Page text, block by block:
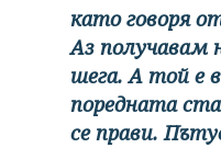
като говоря
Аз получавам
шега. А той е
поредната
се прави.